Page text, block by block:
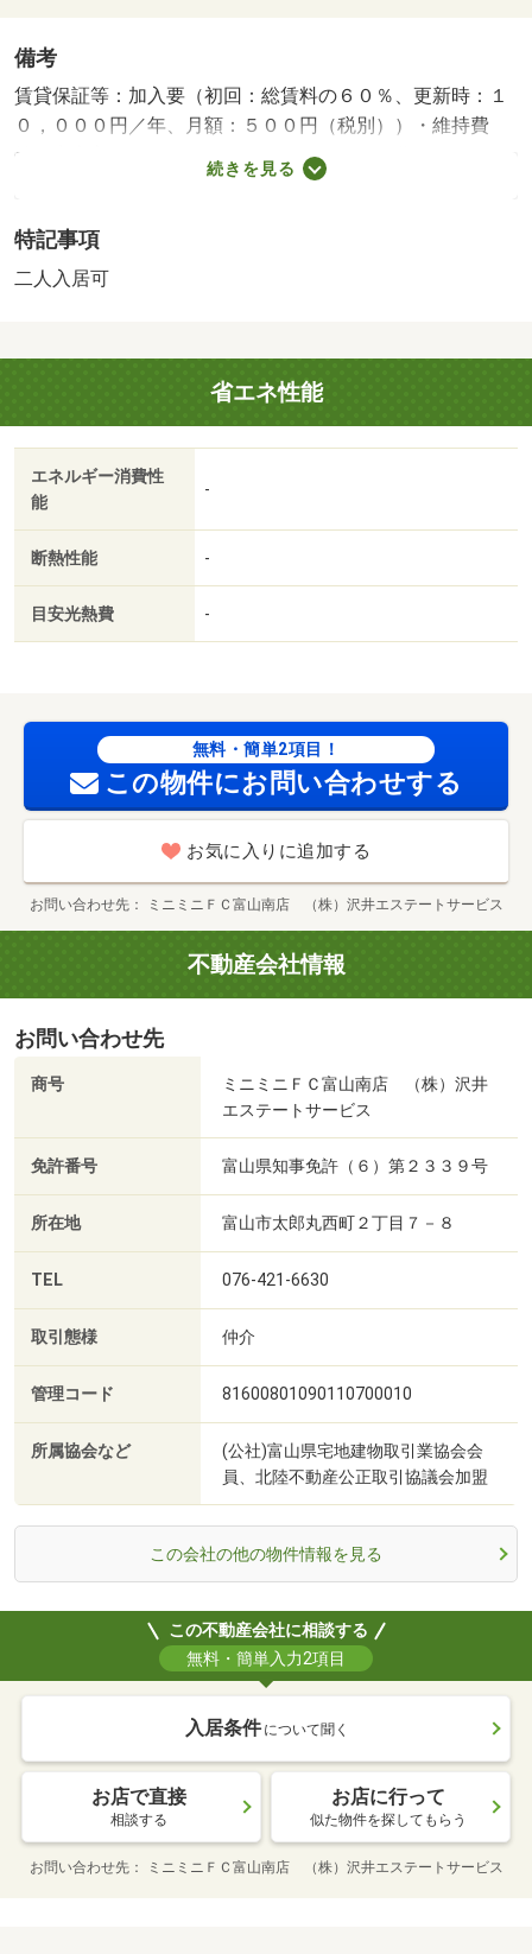
備考
賃貸保証等：加入要（初回：総賃料の６０％、更新時：１
０，０００円／年、月額：５００円（税別））・維持費
等：安心入居サポート１，３２０円／月・町費４００円／
月・鉄筋コンクリート造、融雪付駐車場、インターネット
浴室乾燥機、独立洗面台、エアコン、照明器具、敷地内ゴ
ミ置場 他・仲介手数料：６６，０００円/カギ交換
続きを見る
特記事項
二人入居可
省エネ性能
エネルギー消費性
能
-
断熱性能 -
目安光熱費 -
無料・簡単2項目！
この物件にお問い合わせする
お気に入りに追加する
お問い合わせ先 ミニミニＦＣ富山南店 （株）沢井エステートサービス
不動産会社情報
お問い合わせ先
商号
ミニミニＦＣ富山南店 （株）沢井
エステートサービス
免許番号 富山県知事免許（６）第２３３９号
所在地 富山市太郎丸西町２丁目７－８
TEL 076-421-6630
取引態様 仲介
管理コード 81600801090110700010
所属協会など
(公社)富山県宅地建物取引業協会会
員、北陸不動産公正取引協議会加盟
この会社の他の物件情報を見る
この不動産会社に相談する
無料・簡単入力2項目
入居条件 について聞く
お店で直接
相談する
お店に行って
似た物件を探してもらう
お問い合わせ先 ミニミニＦＣ富山南店 （株）沢井エステートサービス